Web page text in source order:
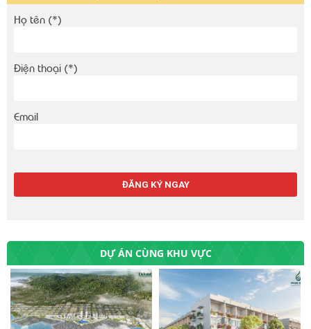
Họ tên (*)
Điện thoại (*)
Email
DỰ ÁN CÙNG KHU VỰC